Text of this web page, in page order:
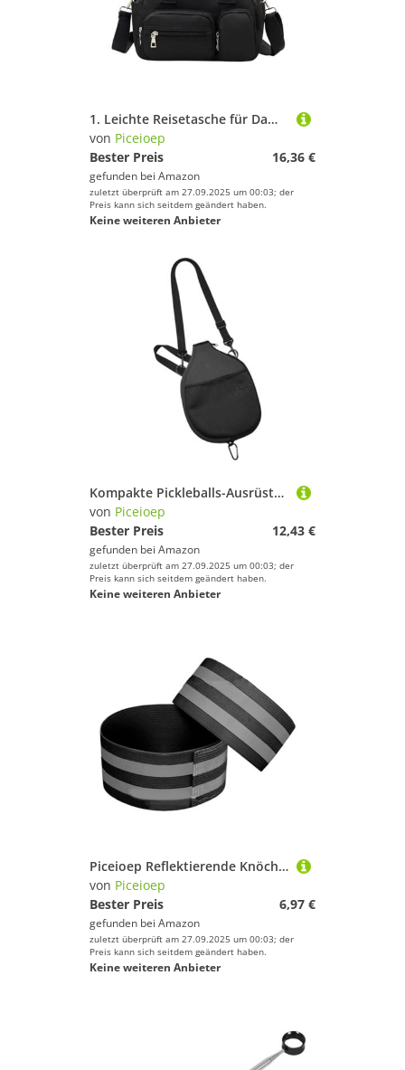
1. Leichte Reisetasche für Damen, wasserabweisend, für Sport, Sport, Fitnessstudio, Schwarz , Mass Beauty
von Piceioep
Bester Preis
16,36 €
gefunden bei Amazon
zuletzt überprüft am 27.09.2025 um 00:03; der
Preis kann sich seitdem geändert haben.
Keine weiteren Anbieter
Kompakte Pickleballs-Ausrüstung, Organizer, Tasche, verstärkte Schnallen, reichlich Platz für Paddel, Bälle, Sportzubehör, Pickleballs, Schlägerhalter mit Gurt
von Piceioep
Bester Preis
12,43 €
gefunden bei Amazon
zuletzt überprüft am 27.09.2025 um 00:03; der
Preis kann sich seitdem geändert haben.
Keine weiteren Anbieter
Piceioep Reflektierende Knöchelriemen, regulierbare Taillenbänder für Nacht und bequemes Radfahren, wasserdichte Beingurte
von Piceioep
Bester Preis
6,97 €
gefunden bei Amazon
zuletzt überprüft am 27.09.2025 um 00:03; der
Preis kann sich seitdem geändert haben.
Keine weiteren Anbieter